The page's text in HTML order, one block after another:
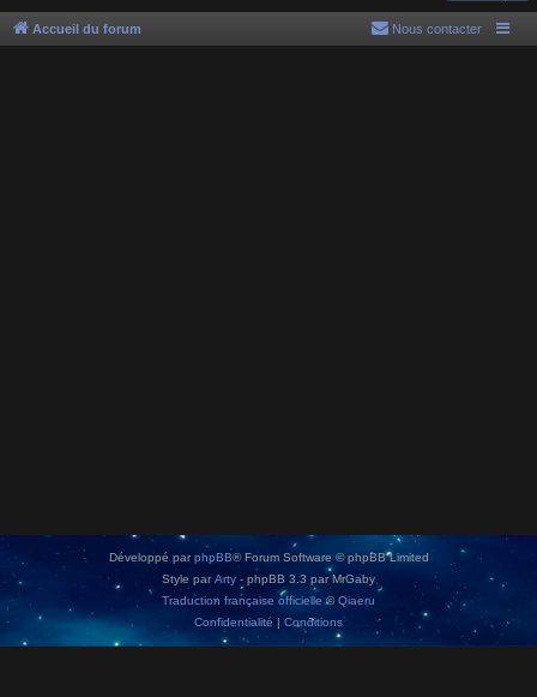
Accueil du forum Nous contacter
Développé par phpBB® Forum Software © phpBB Limited
Style parArty - phpBB 3.3 par MrGaby
Traduction française officielle ©Qiaeru
Confidentialité | Conditions